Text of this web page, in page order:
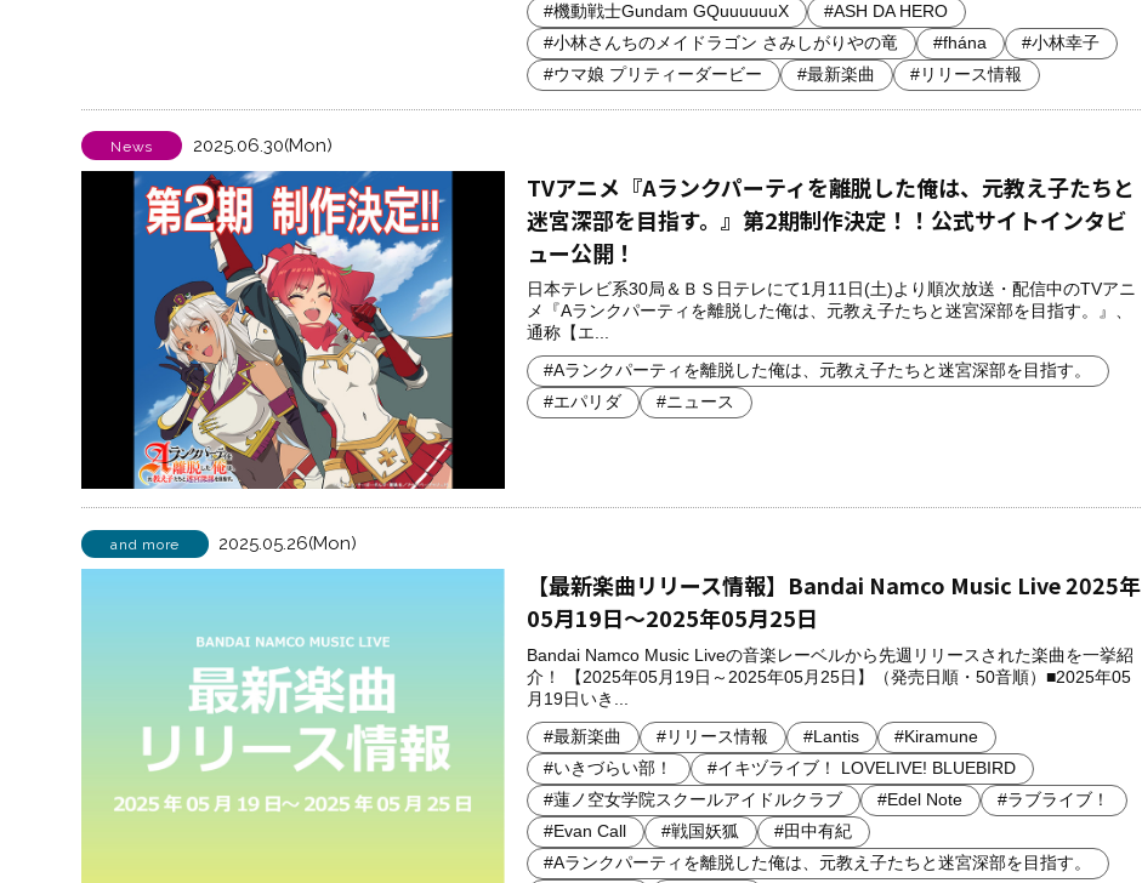
#機動戦士Gundam GQuuuuuuX
#ASH DA HERO
#小林さんちのメイドラゴン さみしがりやの竜
#fhána
#小林幸子
#ウマ娘 プリティーダービー
#最新楽曲 #リリース情報
News 2025.06.30(Mon)
TVアニメ『Aランクパーティを離脱した俺は、元教え子たちと
迷宮深部を目指す。』第2期制作決定！！公式サイトインタビ
ュー公開！
日本テレビ系30局＆ＢＳ日テレにて1月11日(土)より順次放送・配信中のTVアニ
メ『Aランクパーティを離脱した俺は、元教え子たちと迷宮深部を目指す。』、
通称【エ...
#Aランクパーティを離脱した俺は、元教え子たちと迷宮深部を目指す。
#エパリダ
#ニュース
and more 2025.05.26(Mon)
【最新楽曲リリース情報】Bandai Namco Music Live 2025年
05月19日～2025年05月25日
Bandai Namco Music Liveの音楽レーベルから先週リリースされた楽曲を一挙紹
介！ 【2025年05月19日～2025年05月25日】（発売日順・50音順）■2025年05
月19日いき...
#最新楽曲 #リリース情報 #Lantis
#Kiramune
#いきづらい部！
#イキヅライブ！ LOVELIVE! BLUEBIRD
#蓮ノ空女学院スクールアイドルクラブ
#Edel Note
#ラブライブ！
#Evan Call
#戦国妖狐
#田中有紀
#Aランクパーティを離脱した俺は、元教え子たちと迷宮深部を目指す。